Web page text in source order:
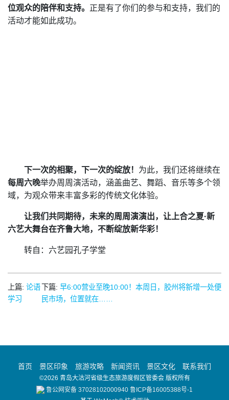
位观众的陪伴和支持。 正是有了你们的参与和支持，我们的
活动才能如此成功。
下一次的相聚，下一次的绽放！ 为此，我们还将继续在
每周六晚举办周周演活动，涵盖曲艺、舞蹈、音乐等多个领
域，为观众带来丰富多彩的传统文化体验。
让我们共同期待，未来的周周演演出，让上合之夏·新
六艺大舞台在齐鲁大地，不断绽放新华彩！
转自：六艺园孔子学堂
上篇: 论语
学习
下篇: 早6:00营业至晚10:00！本周日，胶州将新增一处便
民市场，位置就在……
首页 景区印象 旅游攻略 新闻资讯 景区文化 联系我们
©2026 青岛大沽河省级生态旅游度假区管委会 版权所有
鲁公网安备 37028102000940 鲁ICP备16005388号-1